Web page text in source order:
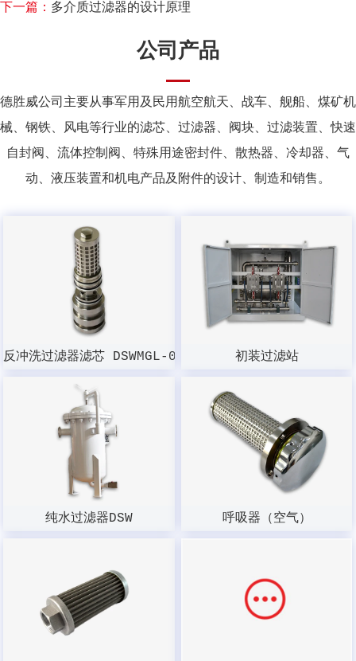
下一篇： 多介质过滤器的设计原理
公司产品
德胜威公司主要从事军用及民用航空航天、战车、舰船、煤矿机
械、钢铁、风电等行业的滤芯、过滤器、阀块、过滤装置、快速
自封阀、流体控制阀、特殊用途密封件、散热器、冷却器、气
动、液压装置和机电产品及附件的设计、制造和销售。
反冲洗过滤器滤芯 DSWMGL-003W-100 初装过滤站
纯水过滤器DSW 呼吸器（空气）